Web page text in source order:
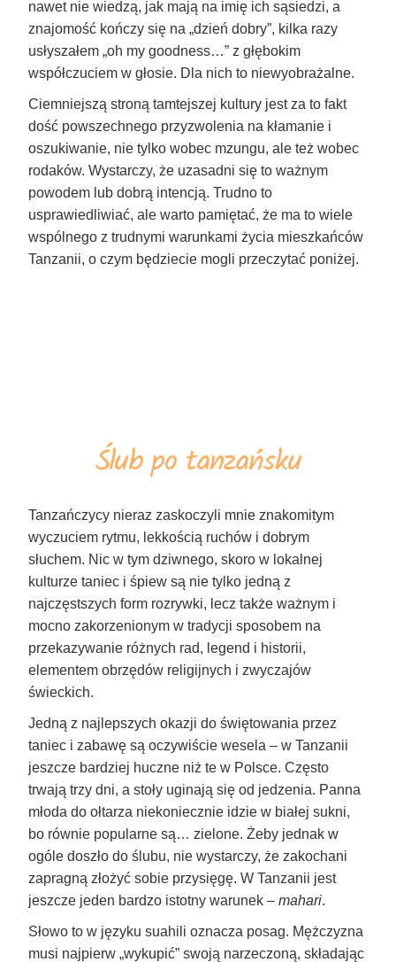
nawet nie wiedzą, jak mają na imię ich sąsiedzi, a
znajomość kończy się na „dzień dobry”, kilka razy
usłyszałem „oh my goodness…” z głębokim
współczuciem w głosie. Dla nich to niewyobrażalne.
Ciemniejszą stroną tamtejszej kultury jest za to fakt
dość powszechnego przyzwolenia na kłamanie i
oszukiwanie, nie tylko wobec mzungu, ale też wobec
rodaków. Wystarczy, że uzasadni się to ważnym
powodem lub dobrą intencją. Trudno to
usprawiedliwiać, ale warto pamiętać, że ma to wiele
wspólnego z trudnymi warunkami życia mieszkańców
Tanzanii, o czym będziecie mogli przeczytać poniżej.
Ślub po tanzańsku
Tanzańczycy nieraz zaskoczyli mnie znakomitym
wyczuciem rytmu, lekkością ruchów i dobrym
słuchem. Nic w tym dziwnego, skoro w lokalnej
kulturze taniec i śpiew są nie tylko jedną z
najczęstszych form rozrywki, lecz także ważnym i
mocno zakorzenionym w tradycji sposobem na
przekazywanie różnych rad, legend i historii,
elementem obrzędów religijnych i zwyczajów
świeckich.
Jedną z najlepszych okazji do świętowania przez
taniec i zabawę są oczywiście wesela – w Tanzanii
jeszcze bardziej huczne niż te w Polsce. Często
trwają trzy dni, a stoły uginają się od jedzenia. Panna
młoda do ołtarza niekoniecznie idzie w białej sukni,
bo równie popularne są… zielone. Żeby jednak w
ogóle doszło do ślubu, nie wystarczy, że zakochani
zapragną złożyć sobie przysięgę. W Tanzanii jest
jeszcze jeden bardzo istotny warunek –mahari.
Słowo to w języku suahili oznacza posag. Mężczyzna
musi najpierw „wykupić” swoją narzeczoną, składając